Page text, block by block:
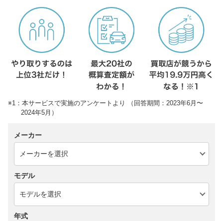
※1：本サービスで実施のアンケートより （回答期間：2023年6月〜
2024年5月）
メーカー
モデル
年式